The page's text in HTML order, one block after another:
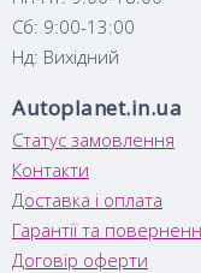
Сб: 9:00-13:00
Нд: Вихідний
Autoplanet.in.ua
Статус замовлення
Контакти
Доставка і оплата
Гарантії та
Договір оферти